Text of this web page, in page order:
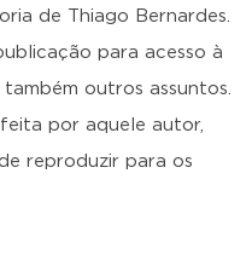
de Thiago Bernardes.
para acesso à
outros assuntos.
por aquele autor,
reproduzir para os